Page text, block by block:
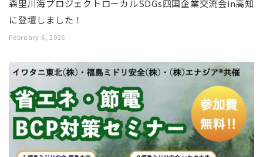
森里川海プロジェクトローカルSDGs四国企業交流会in高知
に登壇しました！
February 6, 2026